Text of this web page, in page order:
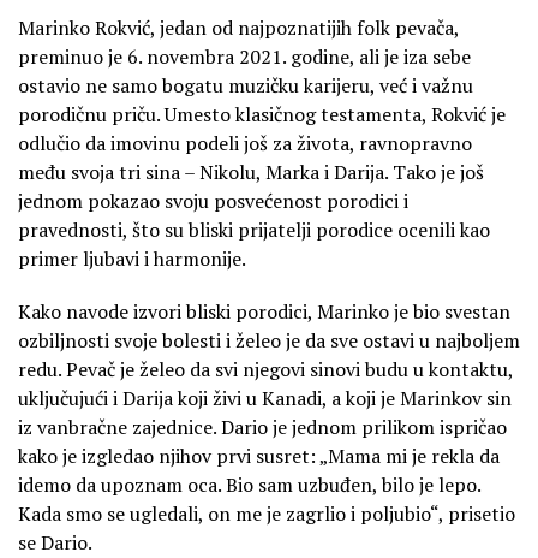
Marinko Rokvić, jedan od najpoznatijih folk pevača,
preminuo je 6. novembra 2021. godine, ali je iza sebe
ostavio ne samo bogatu muzičku karijeru, već i važnu
porodičnu priču. Umesto klasičnog testamenta, Rokvić je
odlučio da imovinu podeli još za života, ravnopravno
među svoja tri sina – Nikolu, Marka i Darija. Tako je još
jednom pokazao svoju posvećenost porodici i
pravednosti, što su bliski prijatelji porodice ocenili kao
primer ljubavi i harmonije.
Kako navode izvori bliski porodici, Marinko je bio svestan
ozbiljnosti svoje bolesti i želeo je da sve ostavi u najboljem
redu. Pevač je želeo da svi njegovi sinovi budu u kontaktu,
uključujući i Darija koji živi u Kanadi, a koji je Marinkov sin
iz vanbračne zajednice. Dario je jednom prilikom ispričao
kako je izgledao njihov prvi susret: „Mama mi je rekla da
idemo da upoznam oca. Bio sam uzbuđen, bilo je lepo.
Kada smo se ugledali, on me je zagrlio i poljubio“, prisetio
se Dario.